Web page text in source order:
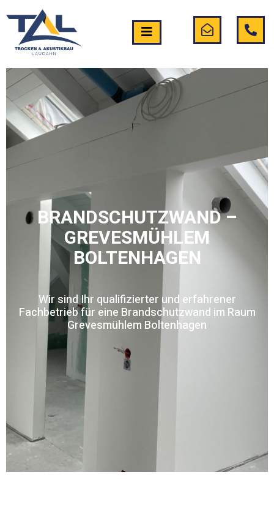
BRANDSCHUTZWAND –
GREVESMÜHLEM
BOLTENHAGEN
Wir sind Ihr qualifizierter und erfahrener
Fachbetrieb für eine Brandschutzwand im Raum
Grevesmühlem Boltenhagen